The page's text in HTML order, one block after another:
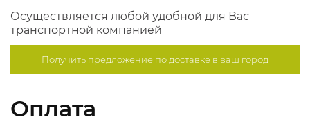
Осуществляется любой удобной для Вас
транспортной компанией
Получить предложение подоставке в ваш город
Оплата